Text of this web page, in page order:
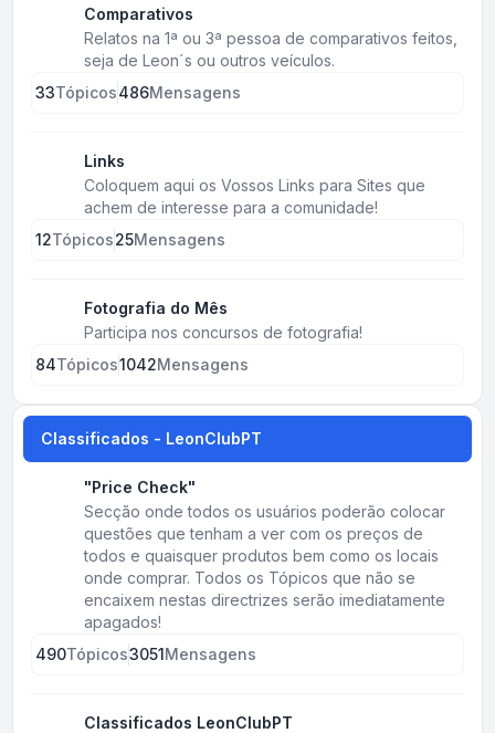
Comparativos
Relatos na 1ª ou 3ª pessoa de comparativos feitos,
seja de Leon´s ou outros veículos.
33Tópicos486Mensagens
Links
Coloquem aqui os Vossos Links para Sites que
achem de interesse para a comunidade!
12Tópicos25Mensagens
Fotografia do Mês
Participa nos concursos de fotografia!
84Tópicos1042Mensagens
Classificados - LeonClubPT
"Price Check"
Secção onde todos os usuários poderão colocar
questões que tenham a ver com os preços de
todos e quaisquer produtos bem como os locais
onde comprar. Todos os Tópicos que não se
encaixem nestas directrizes serão imediatamente
apagados!
490Tópicos3051Mensagens
Classificados LeonClubPT